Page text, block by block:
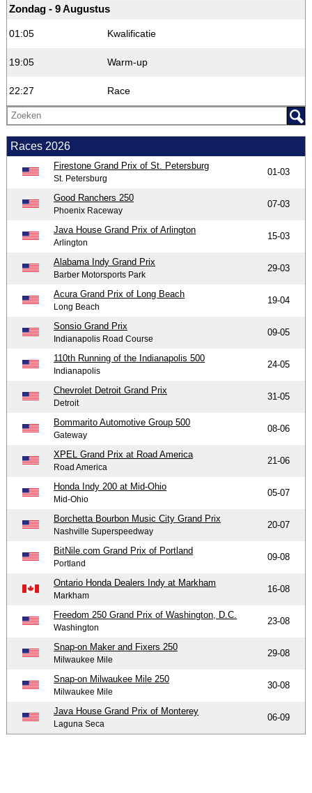
Zondag - 9 Augustus
01:05 Kwalificatie
19:05 Warm-up
22:27 Race
Races 2026
Firestone Grand Prix of St. Petersburg
St. Petersburg
01-03
Good Ranchers 250
Phoenix Raceway
07-03
Java House Grand Prix of Arlington
Arlington
15-03
Alabama Indy Grand Prix
Barber Motorsports Park
29-03
Acura Grand Prix of Long Beach
Long Beach
19-04
Sonsio Grand Prix
Indianapolis Road Course
09-05
110th Running of the Indianapolis 500
Indianapolis
24-05
Chevrolet Detroit Grand Prix
Detroit
31-05
Bommarito Automotive Group 500
Gateway
08-06
XPEL Grand Prix at Road America
Road America
21-06
Honda Indy 200 at Mid-Ohio
Mid-Ohio
05-07
Borchetta Bourbon Music City Grand Prix
Nashville Superspeedway
20-07
BitNile.com Grand Prix of Portland
Portland
09-08
Ontario Honda Dealers Indy at Markham
Markham
16-08
Freedom 250 Grand Prix of Washington, D.C.
Washington
23-08
Snap-on Maker and Fixers 250
Milwaukee Mile
29-08
Snap-on Milwaukee Mile 250
Milwaukee Mile
30-08
Java House Grand Prix of Monterey
Laguna Seca
06-09